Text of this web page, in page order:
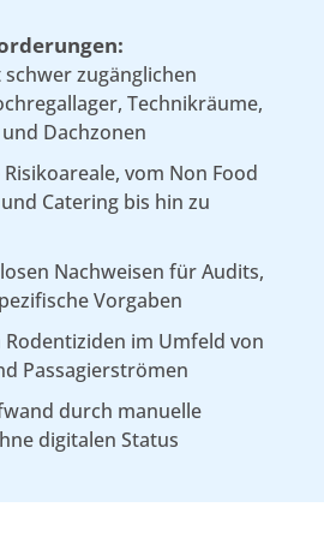
zugänglichen
Technikräume,
Dachzonen
vom Non Food
Catering bis hin zu
Nachweisen für Audits,
Vorgaben
im Umfeld von
Passagierströmen
durch manuelle
digitalen Status